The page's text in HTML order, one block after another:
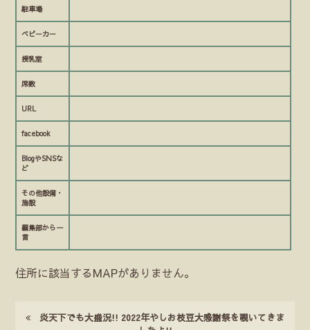
駐車場
ベビーカー
授乳室
席数
URL
facebook
BlogやSNSな
ど
その他設備・
施設
編集部から一
言
住所に該当するMAPがありません。
炎天下でも大盛況!! 2022年やしお枝豆大感謝祭を覗いてきま